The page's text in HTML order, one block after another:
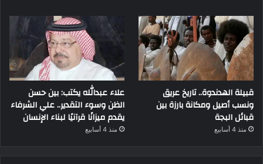
قبيلة الهدندوة.. تاريخ عريق
ونسب أصيل ومكانة بارزة بين
قبائل البجة
منذ 4 أسابيع
علاء عبدالله يكتب: بين حسن
الظن وسوء التقدير.. علي الشرفاء
يقدم ميزانًا قرآنيًا لبناء الإنسان
منذ 4 أسابيع